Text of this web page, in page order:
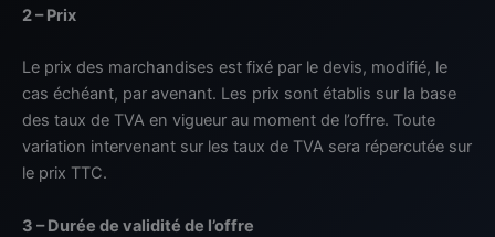
2 – Prix
Le prix des marchandises est fixé par le devis, modifié, le
cas échéant, par avenant. Les prix sont établis sur la base
des taux de TVA en vigueur au moment de l’offre. Toute
variation intervenant sur les taux de TVA sera répercutée sur
le prix TTC.
3 – Durée de validité de l’offre